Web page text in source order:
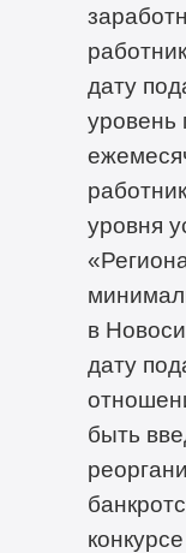
дату
уровень
уровня
в
дату
быть